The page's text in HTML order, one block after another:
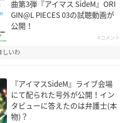
曲第3弾『アイマス SideM』ORI
GIN@L PIECES 03の試聴動画が
公開！
4コメント
しいわ
『アイマスSideM』ライブ会場
にて配られた号外が公開！イン
タビューに答えたのは弁護士(本
物)？